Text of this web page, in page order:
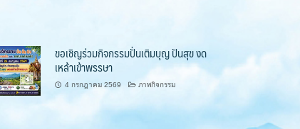
ขอเชิญร่วมกิจกรรมปั่นเติมบุญ ปันสุข งด
เหล้าเข้าพรรษา
4 กรกฎาคม 2569 ภาพกิจกรรม